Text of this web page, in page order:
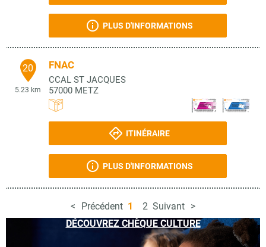
PLUS D'INFORMATIONS
20
5.23 km
FNAC
CCAL ST JACQUES
57000 METZ
ITINÉRAIRE
PLUS D'INFORMATIONS
Précédent 1 2 Suivant
DÉCOUVREZ CHÈQUE CULTURE